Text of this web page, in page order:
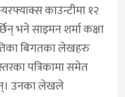
काउन्टीमा १२
भने साइमन शर्मा कक्षा
बिगतका लेखहरु
पत्रिकामा समेत
उनका लेखले